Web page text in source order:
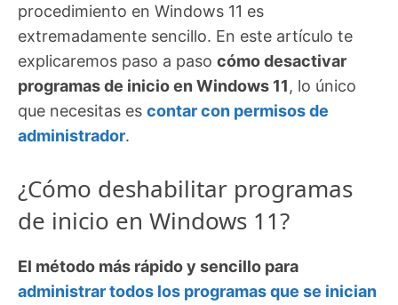
procedimiento en Windows 11 es
extremadamente sencillo. En este artículo te
explicaremos paso a paso cómo desactivar
programas de inicio en Windows 11, lo único
que necesitas es contar con permisos de
administrador.
¿Cómo deshabilitar programas
de inicio en Windows 11?
El método más rápido y sencillo para
administrar todos los programas que se inician